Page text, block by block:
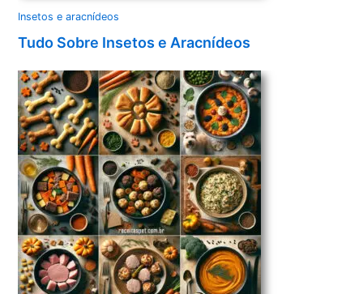
Insetos e aracnídeos
Tudo Sobre Insetos e Aracnídeos